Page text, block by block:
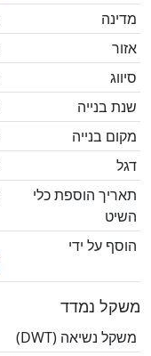
מדינה
אזור
סיווג
שנת בנייה
מקום בנייה
דגל
תאריך הוספת כלי
השיט
הוסף על ידי
משקל נמדד
משקל נשיאה (DWT)